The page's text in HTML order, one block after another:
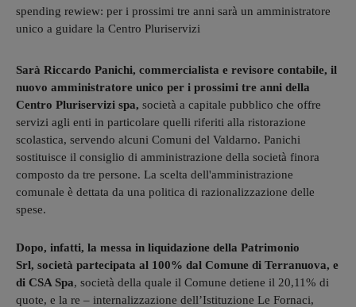
spending rewiew: per i prossimi tre anni sarà un amministratore
unico a guidare la Centro Pluriservizi
Sarà Riccardo Panichi, commercialista e revisore contabile, il
nuovo amministratore unico per i prossimi tre anni della
Centro Pluriservizi spa, società a capitale pubblico che offre
servizi agli enti in particolare quelli riferiti alla ristorazione
scolastica, servendo alcuni Comuni del Valdarno. Panichi
sostituisce il consiglio di amministrazione della società finora
composto da tre persone. La scelta dell'amministrazione
comunale è dettata da una politica di razionalizzazione delle
spese.
Dopo, infatti, la messa in liquidazione della Patrimonio
Srl, società partecipata al 100% dal Comune di Terranuova, e
di CSA Spa, società della quale il Comune detiene il 20,11% di
quote, e la re – internalizzazione dell’Istituzione Le Fornaci,